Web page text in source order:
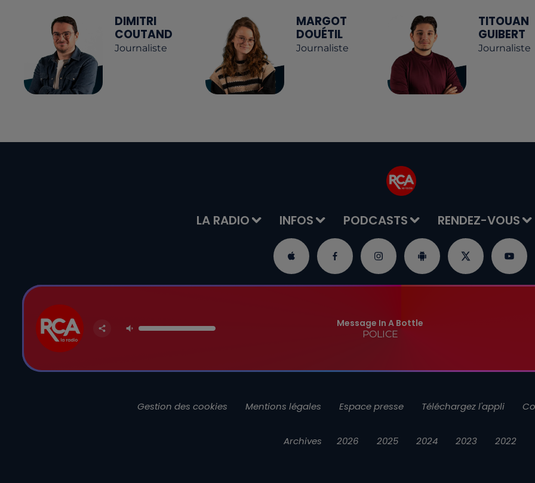
DIMITRI
COUTAND
Journaliste
MARGOT
DOUÉTIL
Journaliste
TITOUAN
GUIBERT
Journaliste
LA RADIO INFOS PODCASTS RENDEZ-VOUS
Message In A Bottle
POLICE
Gestion des cookies Mentions légales Espace presse Téléchargez l'appli
Archives 2026 2025 2024 2023 2022